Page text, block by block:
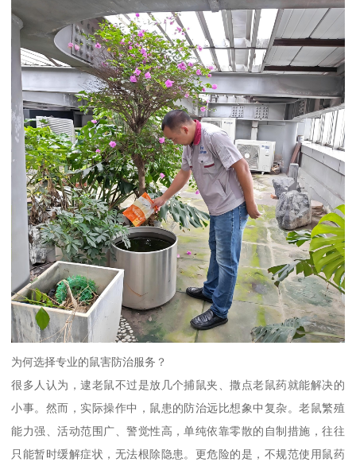
为何选择专业的鼠害防治服务？
很多人认为，逮老鼠不过是放几个捕鼠夹、撒点老鼠药就能解决的
小事。然而，实际操作中，鼠患的防治远比想象中复杂。老鼠繁殖
能力强、活动范围广、警觉性高，单纯依靠零散的自制措施，往往
只能暂时缓解症状，无法根除隐患。更危险的是，不规范使用鼠药